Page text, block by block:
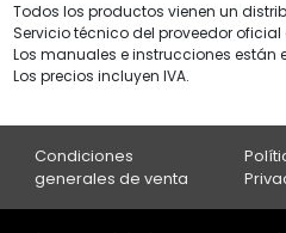
Todos los productos vienen un
Servicio técnico del proveedor oficial
Los manuales e instrucciones están
Los precios incluyen IVA.
Condiciones
generales de venta